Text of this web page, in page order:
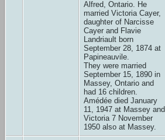
Alfred, Ontario. He
married Victoria Cayer,
daughter of Narcisse
Cayer and Flavie
Landriault born
September 28, 1874 at
Papineauvile.
They were married
September 15, 1890 in
Massey, Ontario and
had 16 children.
Amédée died January
11, 1947 at Massey and
Victoria 7 November
1950 also at Massey.